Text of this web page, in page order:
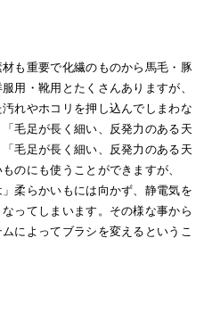
も重要で化繊のものから馬毛・豚
用・靴用とたくさんありますが、
れやホコリを押し込んでしまわな
毛足が長く細い、反発力のある天
毛足が長く細い、反発力のある天
のにも使うことができますが、
柔らかいもには向かず、静電気を
ってしまいます。その様な事から
によってブラシを変えるというこ